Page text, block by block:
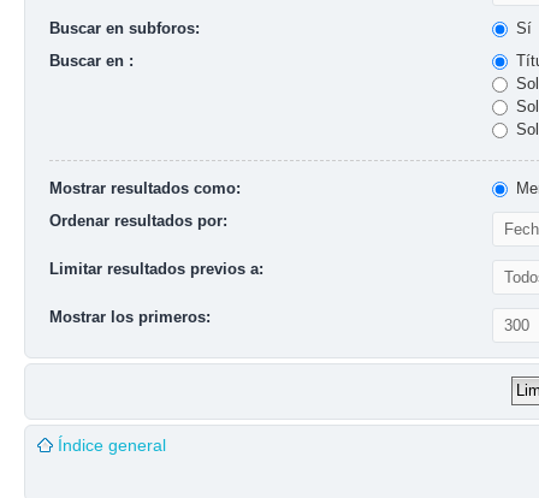
Buscar en subforos:
Sí
Buscar en :
Mostrar resultados como:
Ordenar resultados por:
Limitar resultados previos a:
Mostrar los primeros:
Índice general